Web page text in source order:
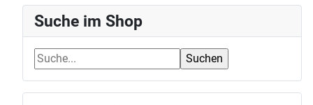
Suche im Shop